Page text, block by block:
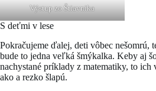
Výstup zo Štiavnika
S deťmi v lese
Pokračujeme ďalej, deti vôbec nešomrú,
bude to jedna veľká šmýkalka. Keby aj
nachystané príklady z matematiky, to ich
ako a rezko šlapú.